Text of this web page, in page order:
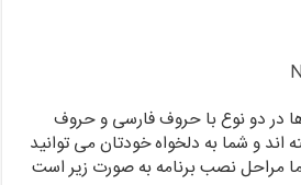
در دو نوع با حروف فارسی و حروف
اند و شما به دلخواه خودتان می توانید
مراحل نصب برنامه به صورت زیر است